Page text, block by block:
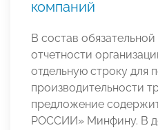
компаний
В состав
отчетности
отдельную строку для
производительности
предложение
РОССИИ» Минфину. В